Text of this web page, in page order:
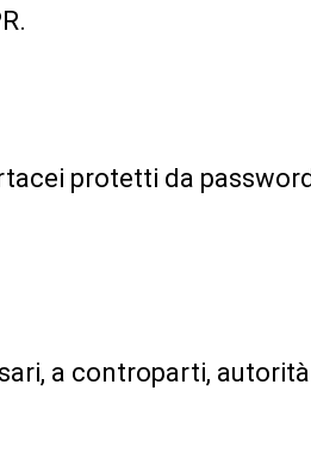
protetti da
a controparti,